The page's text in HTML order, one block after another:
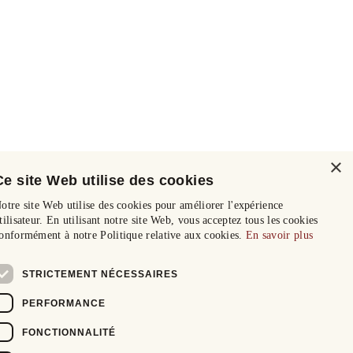
×
site Web utilise des cookies
site Web utilise des cookies pour améliorer l'expérience
En utilisant notre site Web, vous acceptez tous les cookies
à notre Politique relative aux cookies. En savoir plus
STRICTEMENT NÉCESSAIRES
PERFORMANCE
FONCTIONNALITÉ